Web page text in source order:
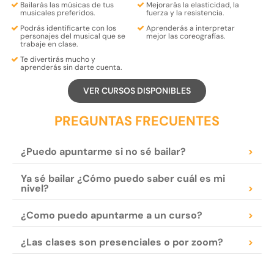
Bailarás las músicas de tus
musicales preferidos.
Mejorarás la elasticidad, la
fuerza y la resistencia.
Podrás identificartecon los
personajesdel musical que se
trabaje en clase.
Aprenderás a interpretar
mejor las coreografías.
Te divertirás mucho y
aprenderássin darte cuenta.
VER CURSOS DISPONIBLES
PREGUNTAS FRECUENTES
¿Puedo apuntarme si no sé bailar? >
Ya sé bailar ¿Cómo puedo saber cuál es mi
nivel? >
¿Como puedo apuntarme a un curso? >
¿Las clases son presenciales o por zoom? >